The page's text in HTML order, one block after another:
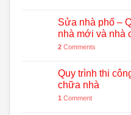
Sửa nhà phố –
nhà mới và nhà
2 Comments
Quy trình thi
chữa nhà
1 Comment